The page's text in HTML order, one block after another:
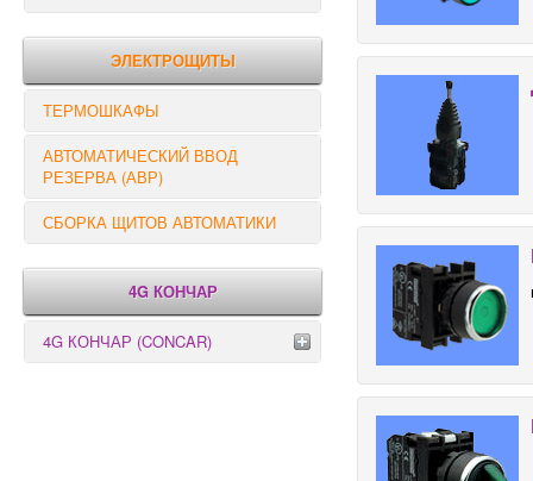
РЕЛЕ КОНТРОЛЯ
ЭЛЕКТРОЩИТЫ
ТЕРМОШКАФЫ
АВТОМАТИЧЕСКИЙ ВВОД
РЕЗЕРВА (АВР)
СБОРКА ЩИТОВ АВТОМАТИКИ
4G КОНЧАР
4G КОНЧАР (CONCAR)